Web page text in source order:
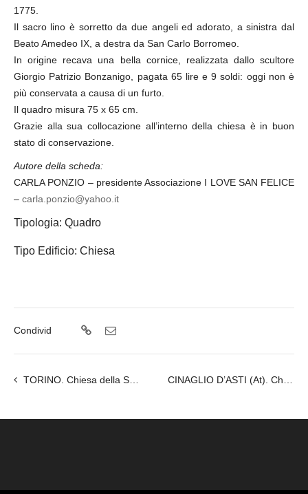
1775.
Il sacro lino è sorretto da due angeli ed adorato, a sinistra dal
Beato Amedeo IX, a destra da San Carlo Borromeo.
In origine recava una bella cornice, realizzata dallo scultore
Giorgio Patrizio Bonzanigo, pagata 65 lire e 9 soldi: oggi non è
più conservata a causa di un furto.
Il quadro misura 75 x 65 cm.
Grazie alla sua collocazione all’interno della chiesa è in buon
stato di conservazione.
Autore della scheda:
CARLA PONZIO – presidente Associazione I LOVE SAN FELICE
– carla.ponzio@yahoo.it
Tipologia: Quadro
Tipo Edificio: Chiesa
Condivid
TORINO. Chiesa della Santissima Annunziata con copia della Sindone.